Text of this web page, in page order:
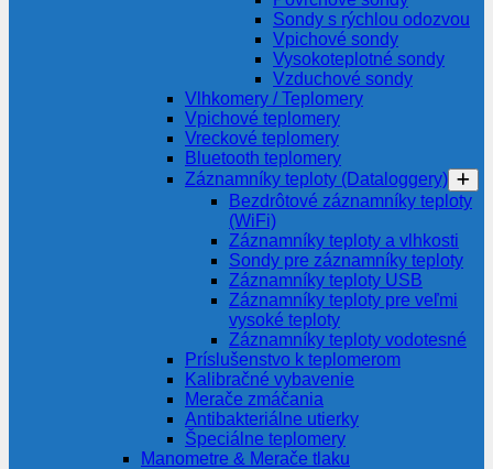
Sondy s rýchlou odozvou
Vpichové sondy
Vysokoteplotné sondy
Vzduchové sondy
Vlhkomery / Teplomery
Vpichové teplomery
Vreckové teplomery
Bluetooth teplomery
Záznamníky teploty (Dataloggery)
Bezdrôtové záznamníky teploty
(WiFi)
Záznamníky teploty a vlhkosti
Sondy pre záznamníky teploty
Záznamníky teploty USB
Záznamníky teploty pre veľmi
vysoké teploty
Záznamníky teploty vodotesné
Príslušenstvo k teplomerom
Kalibračné vybavenie
Merače zmáčania
Antibakteriálne utierky
Špeciálne teplomery
Manometre & Merače tlaku